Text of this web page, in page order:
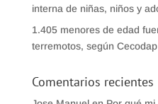
interna de niñas, niños y
1.405 menores de edad
terremotos, según Cecodap
Comentarios recientes